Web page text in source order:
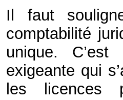
Il faut
comptabilité
unique.
exigeante qui
les licences